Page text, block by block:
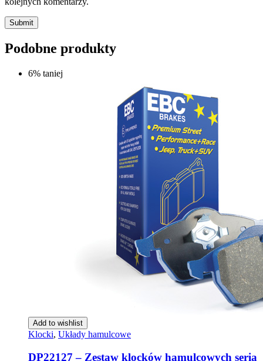
Submit
Podobne produkty
6% taniej
Add to wishlist
Klocki, Układy hamulcowe
DP22127 – Zestaw klocków hamulcowych seria